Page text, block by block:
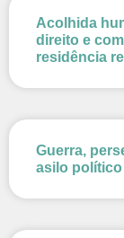
Acolhida
direito e
residência
Guerra,
asilo